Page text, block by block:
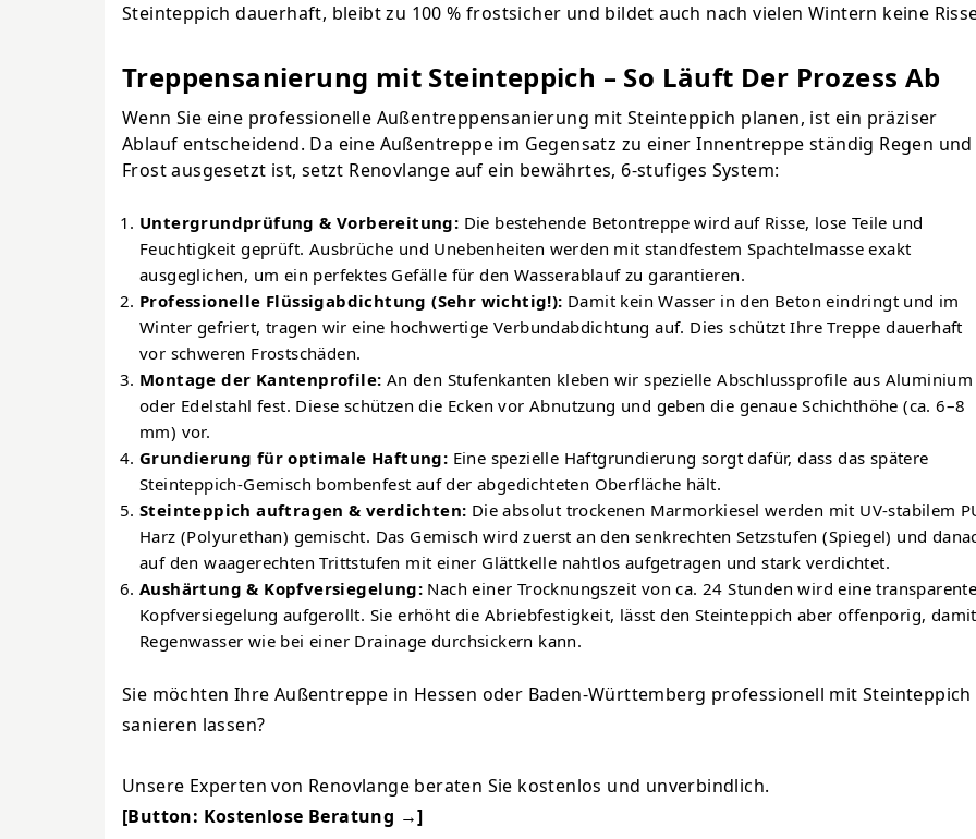
Steinteppich dauerhaft, bleibt zu 100 % frostsicher und bildet auch nach vielen Wintern keine
Treppensanierung mit Steinteppich – So Läuft Der Prozess Ab
Wenn Sie eine professionelle Außentreppensanierung mit Steinteppich planen, ist ein präziser
Ablauf entscheidend. Da eine Außentreppe im Gegensatz zu einer Innentreppe ständig Regen und
Frost ausgesetzt ist, setzt Renovlange auf ein bewährtes, 6-stufiges System:
Untergrundprüfung & Vorbereitung: Die bestehende Betontreppe wird auf Risse, lose Teile und
Feuchtigkeit geprüft. Ausbrüche und Unebenheiten werden mit standfestem Spachtelmasse exakt
ausgeglichen, um ein perfektes Gefälle für den Wasserablauf zu garantieren.
Professionelle Flüssigabdichtung (Sehr wichtig!): Damit kein Wasser in den Beton eindringt und im
Winter gefriert, tragen wir eine hochwertige Verbundabdichtung auf. Dies schützt Ihre Treppe dauerhaft
vor schweren Frostschäden.
Montage der Kantenprofile: An den Stufenkanten kleben wir spezielle Abschlussprofile aus Aluminium
oder Edelstahl fest. Diese schützen die Ecken vor Abnutzung und geben die genaue Schichthöhe (ca. 6–8
mm) vor.
Grundierung für optimale Haftung: Eine spezielle Haftgrundierung sorgt dafür, dass das spätere
Steinteppich-Gemisch bombenfest auf der abgedichteten Oberfläche hält.
Steinteppich auftragen & verdichten: Die absolut trockenen Marmorkiesel werden mit UV-stabilem
Harz (Polyurethan) gemischt. Das Gemisch wird zuerst an den senkrechten Setzstufen (Spiegel) und
auf den waagerechten Trittstufen mit einer Glättkelle nahtlos aufgetragen und stark verdichtet.
Aushärtung & Kopfversiegelung: Nach einer Trocknungszeit von ca. 24 Stunden wird eine
Kopfversiegelung aufgerollt. Sie erhöht die Abriebfestigkeit, lässt den Steinteppich aber offenporig, damit
Regenwasser wie bei einer Drainage durchsickern kann.
Sie möchten Ihre Außentreppe in Hessen oder Baden-Württemberg professionell mit Steinteppich
sanieren lassen?
Unsere Experten von Renovlange beraten Sie kostenlos und unverbindlich.
[Button: Kostenlose Beratung →]